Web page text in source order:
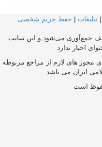
| تبلیغات | حفظ حریم شخصی
جمع‌آوری می‌شود و این سایت
اخبار ندارد
مجوز های لازم از مراجع مربوطه
ایران می باشد.
است